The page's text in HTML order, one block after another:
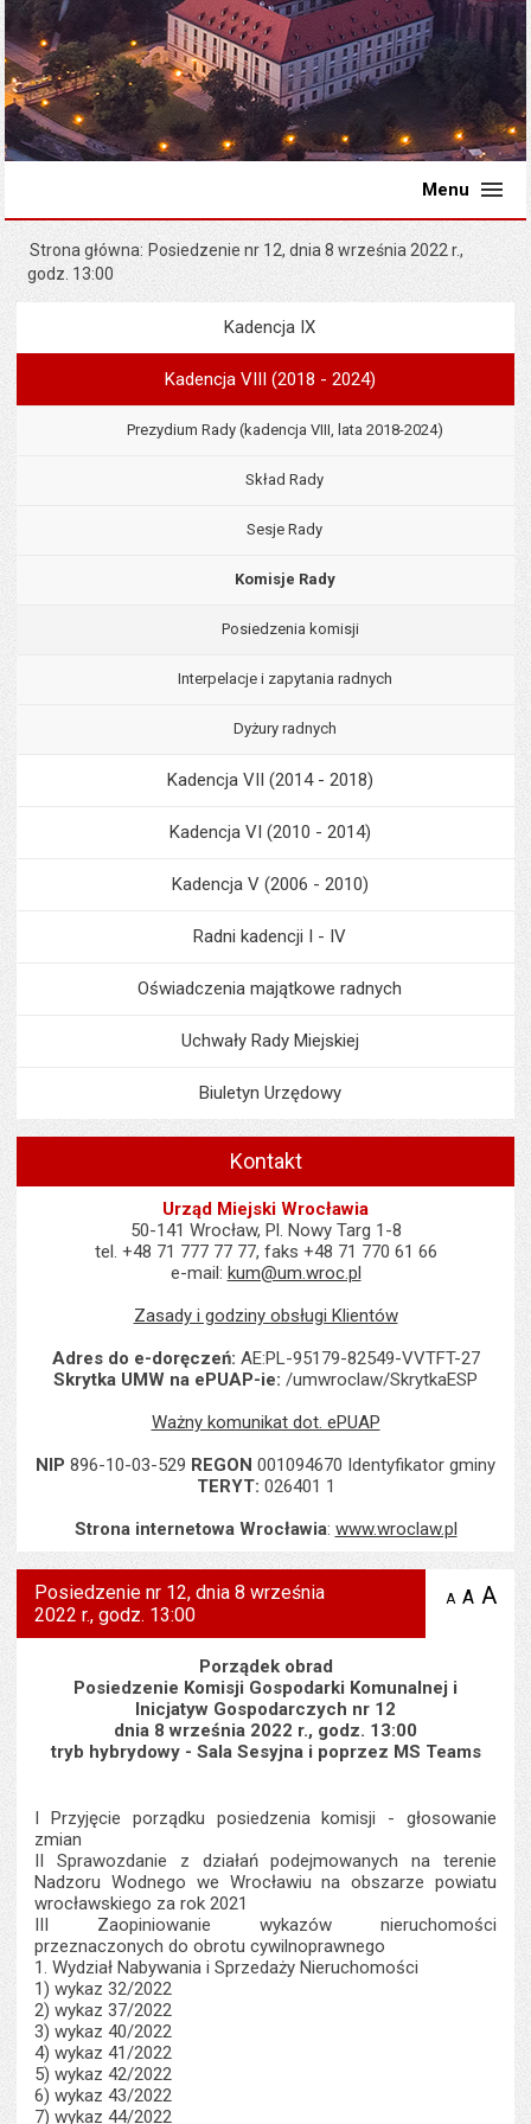
Menu
Strona główna Posiedzenie nr 12, dnia 8 września 2022 r.,
godz. 13:00
Menu
Kadencja IX
Kadencja VIII (2018 - 2024)
Prezydium Rady (kadencja VIII, lata 2018-2024)
Skład Rady
Sesje Rady
Komisje Rady
Posiedzenia komisji
Interpelacje i zapytania radnych
Dyżury radnych
Kadencja VII (2014 - 2018)
Kadencja VI (2010 - 2014)
Kadencja V (2006 - 2010)
Radni kadencji I - IV
Oświadczenia majątkowe radnych
Uchwały Rady Miejskiej
Biuletyn Urzędowy
Kontakt
Urząd Miejski Wrocławia
50-141 Wrocław, Pl. Nowy Targ 1-8
tel. +48 71 777 77 77, faks +48 71 770 61 66
e-mail: kum@um.wroc.pl
Zasady i godziny obsługi Klientów
Adres do e-doręczeń: AE:PL-95179-82549-VVTFT-27
Skrytka UMW na ePUAP-ie: /umwroclaw/SkrytkaESP
Ważny komunikat dot. ePUAP
NIP 896-10-03-529 REGON 001094670 Identyfikator gminy
TERYT: 026401 1
Strona internetowa Wrocławia: www.wroclaw.pl
Posiedzenie nr 12, dnia 8 września
2022 r., godz. 13:00
A zmniejsz
A A
Porządek obrad
Posiedzenie Komisji Gospodarki Komunalnej i
Inicjatyw Gospodarczych nr 12
dnia 8 września 2022 r., godz. 13:00
tryb hybrydowy - Sala Sesyjna i poprzez MS Teams
I Przyjęcie porządku posiedzenia komisji - głosowanie
zmian
II Sprawozdanie z działań podejmowanych na terenie
Nadzoru Wodnego we Wrocławiu na obszarze powiatu
wrocławskiego za rok 2021
III Zaopiniowanie wykazów nieruchomości
przeznaczonych do obrotu cywilnoprawnego
1. Wydział Nabywania i Sprzedaży Nieruchomości
1) wykaz 32/2022
2) wykaz 37/2022
3) wykaz 40/2022
4) wykaz 41/2022
5) wykaz 42/2022
6) wykaz 43/2022
7) wykaz 44/2022